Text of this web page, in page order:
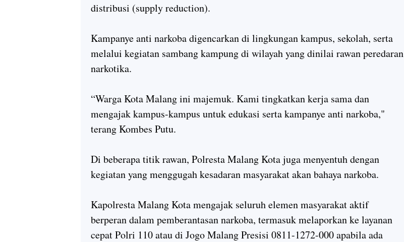
distribusi (supply reduction).
Kampanye anti narkoba digencarkan di lingkungan kampus, sekolah, serta
melalui kegiatan sambang kampung di wilayah yang dinilai rawan peredaran
narkotika.
“Warga Kota Malang ini majemuk. Kami tingkatkan kerja sama dan
mengajak kampus-kampus untuk edukasi serta kampanye anti narkoba,"
terang Kombes Putu.
Di beberapa titik rawan, Polresta Malang Kota juga menyentuh dengan
kegiatan yang menggugah kesadaran masyarakat akan bahaya narkoba.
Kapolresta Malang Kota mengajak seluruh elemen masyarakat aktif
berperan dalam pemberantasan narkoba, termasuk melaporkan ke layanan
cepat Polri 110 atau di Jogo Malang Presisi 0811-1272-000 apabila ada